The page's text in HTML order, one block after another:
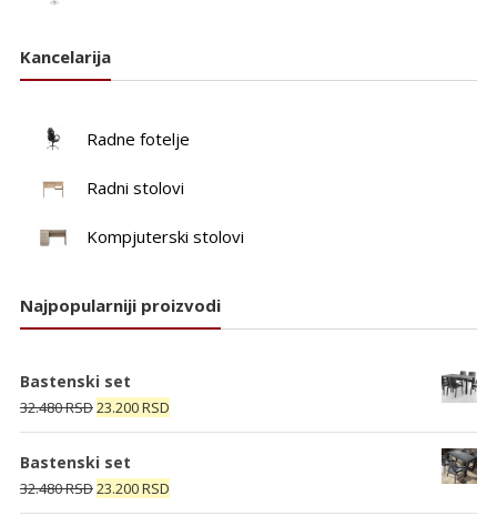
Kancelarija
Radne fotelje
Radni stolovi
Kompjuterski stolovi
Najpopularniji proizvodi
Bastenski set
32.480RSDOriginalna
cena
je
bila:
23.200RSDTrenutna
cena
23.200 RSD.
Bastenski set
32.480RSDOriginalna
cena
23.200RSDTrenutna
cena